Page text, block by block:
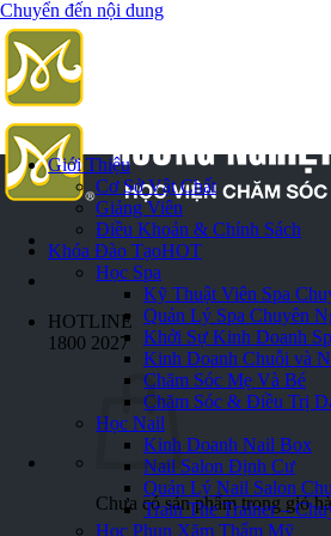
Chuyển đến nội dung
HOTLINE
1800 2027
Chưa có sản phẩm trong giỏ
Giới Thiệu
Cơ Sở Vật Chất
Giảng Viên
Điều Khoản & Chính Sách
Khóa Đào TạoHOT
Học Spa
Kỹ Thuật Viên Spa
Quản Lý Spa Chuyên
Khởi Sự Kinh Doanh
Kinh Doanh Chuỗi và
Chăm Sóc Mẹ Và Bé
Chăm Sóc & Điều Trị
Học Nail
Kinh Doanh Nail Box
Nail Salon Định Cư
Quản Lý Nail Salon
Train The Trainer –
Học Phun Xăm Thẩm Mỹ